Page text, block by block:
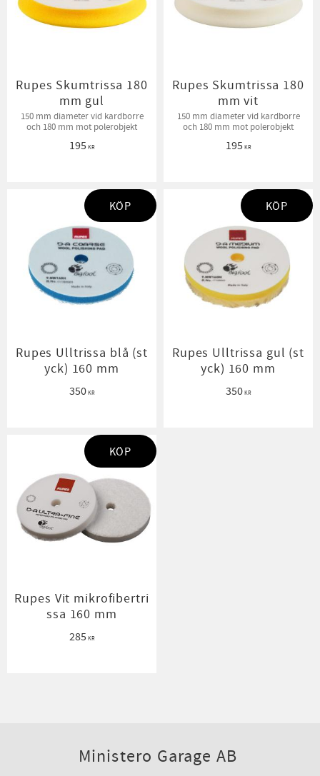
Rupes Skumtrissa 180
mm gul
150 mm diameter vid kardborre
och 180 mm mot polerobjekt
195 KR
Rupes Skumtrissa 180
mm vit
150 mm diameter vid kardborre
och 180 mm mot polerobjekt
195 KR
Rupes Ulltrissa blå (st
yck) 160 mm
350KR
KÖP
Rupes Ulltrissa gul (st
yck) 160 mm
350KR
KÖP
Rupes Vit mikrofibertri
ssa 160 mm
285 KR
KÖP
Ministero Garage AB